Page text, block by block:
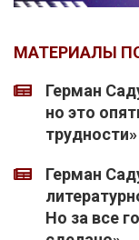
МАТЕРИАЛЫ
Герман
но это
трудности»
Герман
Но за все